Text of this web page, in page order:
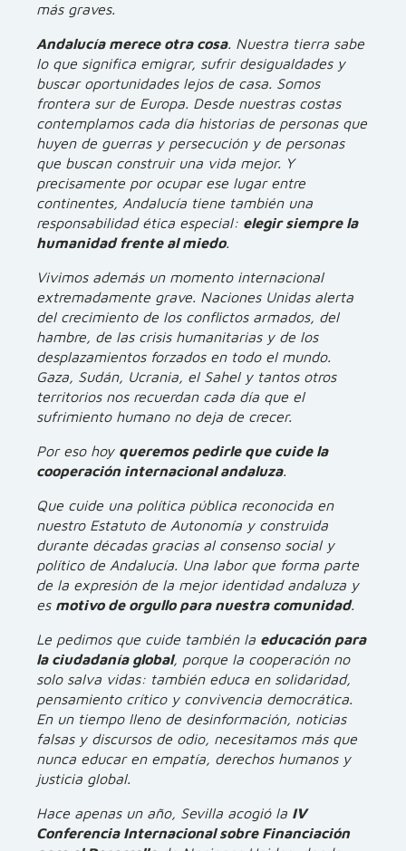
más graves.
Andalucía merece otra cosa. Nuestra tierra sabe
lo que significa emigrar, sufrir desigualdades y
buscar oportunidades lejos de casa. Somos
frontera sur de Europa. Desde nuestras costas
contemplamos cada día historias de personas que
huyen de guerras y persecución y de personas
que buscan construir una vida mejor. Y
precisamente por ocupar ese lugar entre
continentes, Andalucía tiene también una
responsabilidad ética especial: elegir siempre la
humanidad frente al miedo.
Vivimos además un momento internacional
extremadamente grave. Naciones Unidas alerta
del crecimiento de los conflictos armados, del
hambre, de las crisis humanitarias y de los
desplazamientos forzados en todo el mundo.
Gaza, Sudán, Ucrania, el Sahel y tantos otros
territorios nos recuerdan cada día que el
sufrimiento humano no deja de crecer.
Por eso hoy queremos pedirle que cuide la
cooperación internacional andaluza.
Que cuide una política pública reconocida en
nuestro Estatuto de Autonomía y construida
durante décadas gracias al consenso social y
político de Andalucía. Una labor que forma parte
de la expresión de la mejor identidad andaluza y
es motivo de orgullo para nuestra comunidad.
Le pedimos que cuide también la educación para
la ciudadanía global, porque la cooperación no
solo salva vidas: también educa en solidaridad,
pensamiento crítico y convivencia democrática.
En un tiempo lleno de desinformación, noticias
falsas y discursos de odio, necesitamos más que
nunca educar en empatía, derechos humanos y
justicia global.
Hace apenas un año, Sevilla acogió la IV
Conferencia Internacional sobre Financiación